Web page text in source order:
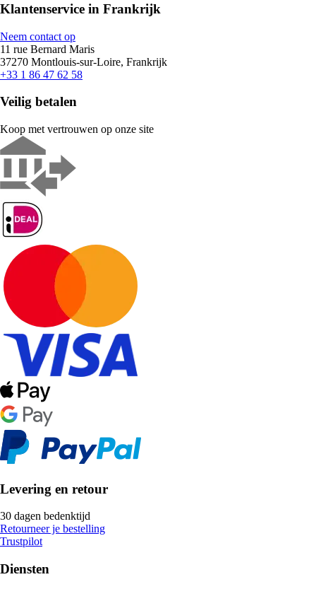
Klantenservice in Frankrijk
Neem contact op
11 rue Bernard Maris
37270 Montlouis-sur-Loire, Frankrijk
+33 1 86 47 62 58
Veilig betalen
Koop met vertrouwen op onze site
Levering en retour
30 dagen bedenktijd
Retourneer je bestelling
Trustpilot
Diensten